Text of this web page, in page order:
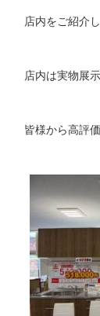
店内をご紹介
店内は実物展
皆様から高評